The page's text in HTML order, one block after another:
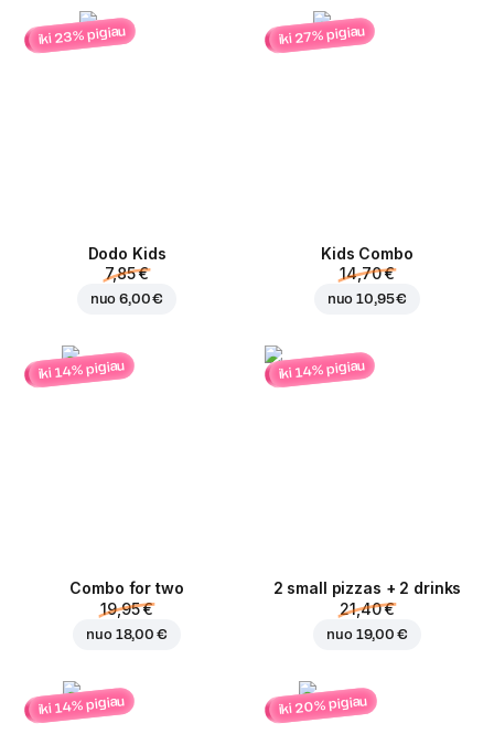
iki 23% pigiau
Dodo Kids
7,85 €
nuo6,00 €
iki 27% pigiau
Kids Combo
14,70 €
nuo10,95 €
iki 14% pigiau
Combo for two
19,95 €
nuo 18,00 €
iki 14% pigiau
2 small pizzas + 2 drinks
21,40 €
nuo 19,00 €
iki 14% pigiau iki 20% pigiau